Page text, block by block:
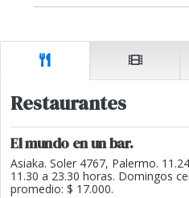
Restaurantes
El mundo en un bar.
Asiaka. Soler 4767, Palermo.
11.30 a 23.30 horas. Domingos
promedio: $ 17.000.